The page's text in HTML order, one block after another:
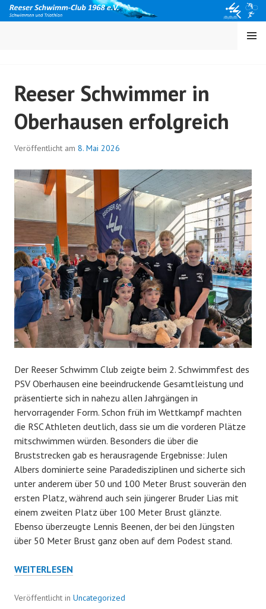
Springe
zum
MENÜ
Reeser Schwimmer in
Oberhausen erfolgreich
Veröffentlicht am 8. Mai 2026
Der Reeser Schwimm Club zeigte beim 2. Schwimmfest des
PSV Oberhausen eine beeindruckende Gesamtleistung und
präsentierte sich in nahezu allen Jahrgängen in
hervorragender Form. Schon früh im Wettkampf machten
die RSC Athleten deutlich, dass sie um die vorderen Plätze
mitschwimmen würden. Besonders die über die
Bruststrecken gab es herausragende Ergebnisse: Julen
Albers dominierte seine Paradedisziplinen und sicherte sich
unter anderem über 50 und 100 Meter Brust souverän den
ersten Platz, während auch sein jüngerer Bruder Lias mit
einem zweiten Platz über 100 Meter Brust glänzte.
Ebenso überzeugte Lennis Beenen, der bei den Jüngsten
über 50 Meter Brust ganz oben auf dem Podest stand.
REESER
IN
WEITERLESEN
Veröffentlicht in Uncategorized